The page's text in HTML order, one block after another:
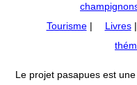
Tourisme| Livres|
Le projet pasapues est